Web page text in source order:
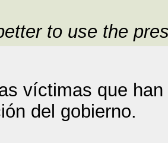
to use the
víctimas que
del gobierno.